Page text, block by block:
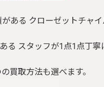
ある クローゼットチャ
る スタッフが1点1点丁寧
買取方法も選べます。